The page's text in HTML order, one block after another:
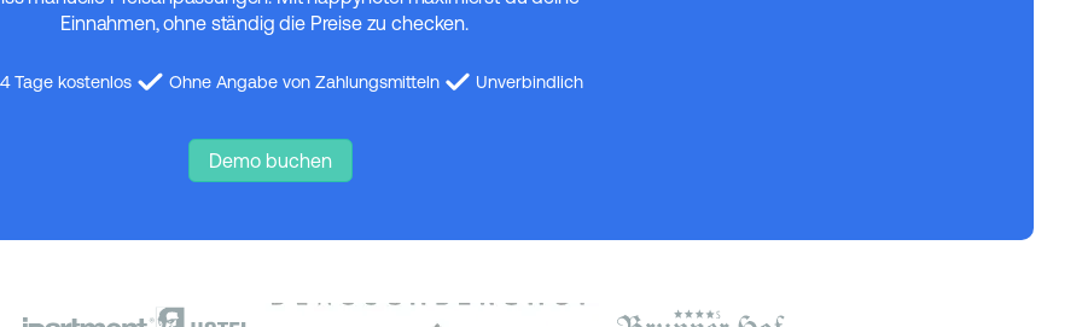
Einnahmen, ohne ständig die Preise zu checken.
Tage kostenlos Ohne Angabe von Zahlungsmitteln Unverbindlich
Demo buchen